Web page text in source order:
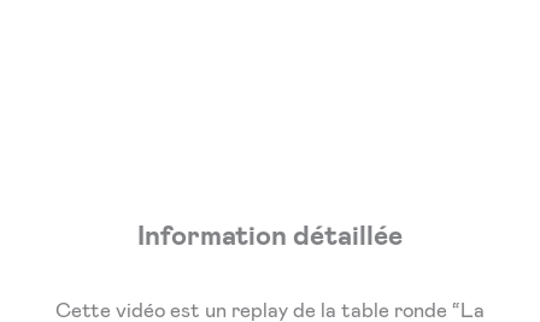
Information détaillée
Cette vidéo est un replay de la table ronde “La